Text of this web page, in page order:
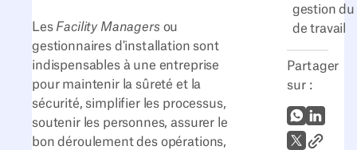
gestion du
de travail
Partager
sur :
WhatsApp
X (Twitter)
Lien
Les Facility Managers ou
gestionnaires d'installation sont
indispensables à une entreprise
pour maintenir la sûreté et la
sécurité, simplifier les processus,
soutenir les personnes, assurer le
bon déroulement des opérations,